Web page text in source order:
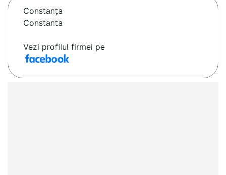
Constanţa
Constanta
Vezi profilul firmei pe